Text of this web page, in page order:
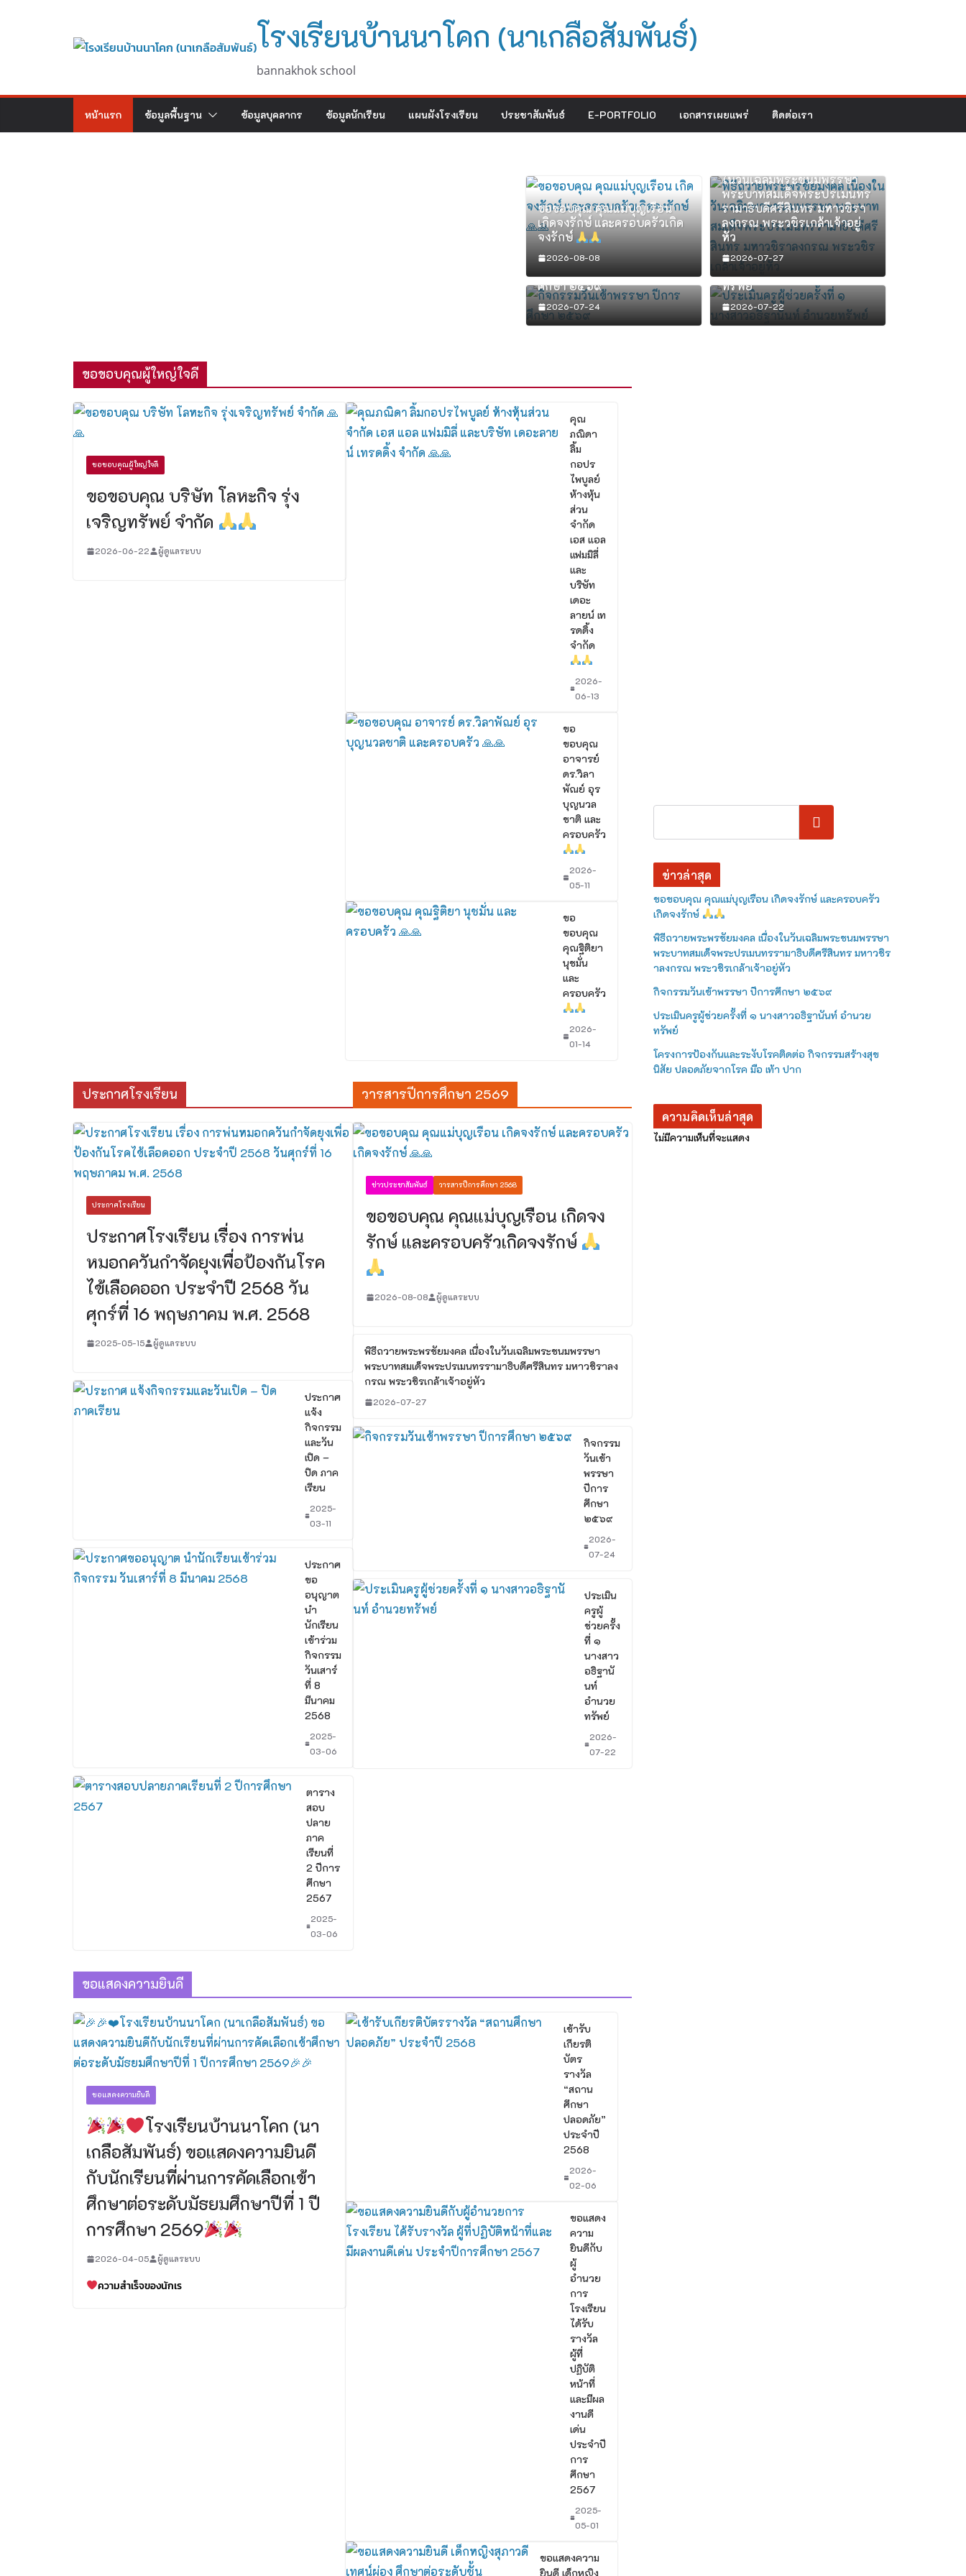
โรงเรียนบ้านนาโคก (นาเกลือสัมพันธ์)
bannakhok school
หน้าแรก ข้อมูลพื้นฐาน ข้อมูลบุคลากร ข้อมูลนักเรียน แผนผังโรงเรียน ประชาสัมพันธ์ E-PORTFOLIO เอกสารเผยแพร่ ติดต่อเรา
ขอขอบคุณ คุณแม่บุญเรือน
เกิดจงรักษ์ และครอบครัวเกิด
จงรักษ์
2026-08-08
ในวันเฉลิมพระชนมพรรษา
พระบาทสมเด็จพระปรเมนทร
รามาธิบดีศรีสินทร มหาวชิรา
ลงกรณ พระวชิรเกล้าเจ้าอยู่
หัว
2026-07-27
ศึกษา ๒๕๖๙
2026-07-24
ประเมินครูผู้ช่วยครั้งที่ ๑
ทรัพย์
2026-07-22
ขอขอบคุณผู้ใหญ่ใจดี
ขอขอบคุณผู้ใหญ่ใจดี
ขอขอบคุณ บริษัท โลหะกิจ รุ่ง
เจริญทรัพย์ จํากัด
2026-06-22 ผู้ดูแลระบบ
คุณ
ภณิดา
ลิ้ม
กอปร
ไพบูลย์
ห้างหุ้น
ส่วน
จำกัด
เอส แอล
แฟมมิลี่
และ
บริษัท
เดอะ
ลายน์ เท
รดดิ้ง
จำกัด
2026-
06-13
ขอ
ขอบคุณ
อาจารย์
ดร.วิลา
พัณย์ อุร
บุญนวล
ชาติ และ
ครอบครัว
2026-
05-11
ขอ
ขอบคุณ
คุณฐิติยา
นุชมั่น
และ
ครอบครัว
2026-
01-14
ประกาศโรงเรียน
ประกาศโรงเรียน
ประกาศโรงเรียน เรื่อง การพ่น
หมอกควันกำจัดยุงเพื่อป้องกันโรค
ไข้เลือดออก ประจำปี 2568 วัน
ศุกร์ที่ 16 พฤษภาคม พ.ศ. 2568
2025-05-15 ผู้ดูแลระบบ
ประกาศ
แจ้ง
กิจกรรม
และวัน
เปิด –
ปิด ภาค
เรียน
2025-
03-11
ประกาศ
ขอ
อนุญาต
นำ
นักเรียน
เข้าร่วม
กิจกรรม
วันเสาร์
ที่ 8
มีนาคม
2568
2025-
03-06
ตาราง
สอบ
ปลาย
ภาค
เรียนที่
2 ปีการ
ศึกษา
2567
2025-
03-06
วารสารปีการศึกษา 2569
ข่าวประชาสัมพันธ์ วารสารปีการศึกษา 2568
ขอขอบคุณ คุณแม่บุญเรือน เกิดจง
รักษ์ และครอบครัวเกิดจงรักษ์
2026-08-08 ผู้ดูแลระบบ
พิธีถวายพระพรชัยมงคล เนื่องในวันเฉลิมพระชนมพรรษา
พระบาทสมเด็จพระปรเมนทรรามาธิบดีศรีสินทร มหาวชิราลง
กรณ พระวชิรเกล้าเจ้าอยู่หัว
2026-07-27
กิจกรรม
วันเข้า
พรรษา
ปีการ
ศึกษา
๒๕๖๙
2026-
07-24
ประเมิน
ครูผู้
ช่วยครั้ง
ที่ ๑
นางสาว
อธิฐานั
นท์
อำนวย
ทรัพย์
2026-
07-22
ขอแสดงความยินดี
ขอแสดงความยินดี
โรงเรียนบ้านนาโคก (นา
เกลือสัมพันธ์) ขอแสดงความยินดี
กับนักเรียนที่ผ่านการคัดเลือกเข้า
ศึกษาต่อระดับมัธยมศึกษาปีที่ 1 ปี
การศึกษา 2569
2026-04-05 ผู้ดูแลระบบ
ความสำเร็จของนักเร
เข้ารับ
เกียรติ
บัตร
รางวัล
“สถาน
ศึกษา
ปลอดภัย”
ประจำปี
2568
2026-
02-06
ขอแสดง
ความ
ยินดีกับ
ผู้
อำนวย
การ
โรงเรียน
ได้รับ
รางวัล
ผู้ที่
ปฏิบัติ
หน้าที่
และมีผล
งานดี
เด่น
ประจำปี
การ
ศึกษา
2567
2025-
05-01
ขอแสดงความ
ยินดี เด็กหญิง
ค้นหา
ข่าวล่าสุด
ขอขอบคุณ คุณแม่บุญเรือน เกิดจงรักษ์ และครอบครัว
เกิดจงรักษ์
พิธีถวายพระพรชัยมงคล เนื่องในวันเฉลิมพระชนมพรรษา
พระบาทสมเด็จพระปรเมนทรรามาธิบดีศรีสินทร มหาวชิร
าลงกรณ พระวชิรเกล้าเจ้าอยู่หัว
กิจกรรมวันเข้าพรรษา ปีการศึกษา ๒๕๖๙
ประเมินครูผู้ช่วยครั้งที่ ๑ นางสาวอธิฐานันท์ อำนวย
ทรัพย์
โครงการป้องกันและระงับโรคติดต่อ กิจกรรมสร้างสุข
นิสัย ปลอดภัยจากโรค มือ เท้า ปาก
ความคิดเห็นล่าสุด
ไม่มีความเห็นที่จะแสดง